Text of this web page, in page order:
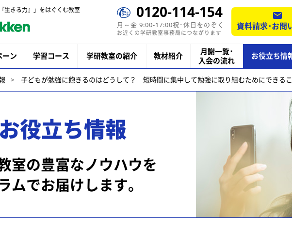
生きる力』」をはぐくむ教室 0120-114-154
月～金 9:00-17:00祝･休日をのぞく
お近くの学研教室事務局につながります
資料請求･お問
ーン 学習コース 学研教室の紹介 教材紹介
月謝一覧･
入会の流れ
お役立ち情
子どもが勉強に飽きるのはどうして？ 短時間に集中して勉強に取り組むためにできる
お役立ち情報
室の豊富なノウハウを
ムでお届けします。